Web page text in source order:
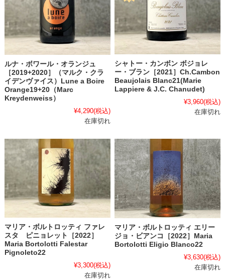
ルナ・ボワール・オランジュ
［2019+2020］（マルク・クラ
イデンヴァイス）Lune a Boire
Orange19+20（Marc
Kreydenweiss）
¥4,290(税込)
在庫切れ
シャトー・カンボン ボジョレ
ー・ブラン［2021］Ch.Cambon
Beaujolais Blanc21(Marie
Lappiere & J.C. Chanudet)
¥3,960(税込)
在庫切れ
マリア・ボルトロッティ ファレ
スタ ピニョレット［2022］
Maria Bortolotti Falestar
Pignoleto22
¥3,300(税込)
在庫切れ
マリア・ボルトロッティ エリー
ジョ・ビアンコ［2022］Maria
Bortolotti Eligio Blanco22
¥3,630(税込)
在庫切れ